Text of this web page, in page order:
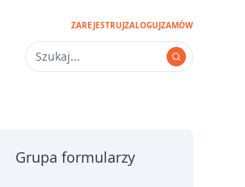
ZAREJESTRUJZALOGUJZAMÓW
Grupa formularzy